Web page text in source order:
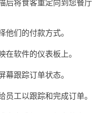
后将食客重定向到您餐厅
们的付款方式。
软件的仪表板上。
跟踪订单状态。
工以跟踪和完成订单。